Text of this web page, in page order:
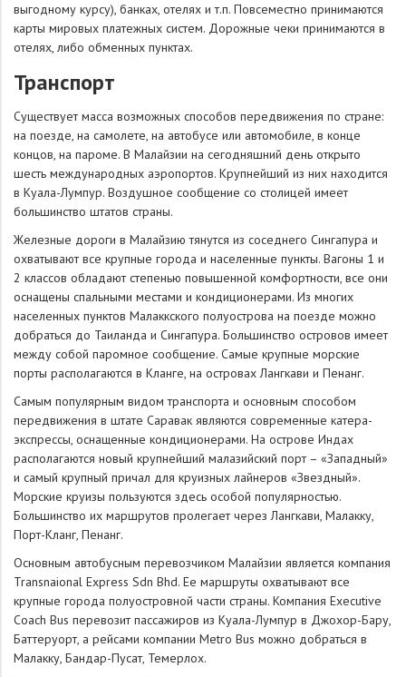
выгодному курсу), банках, отелях и т.п. Повсеместно принимаются
карты мировых платежных систем. Дорожные чеки принимаются в
отелях, либо обменных пунктах.
Транспорт
Существует масса возможных способов передвижения по стране:
на поезде, на самолете, на автобусе или автомобиле, в конце
концов, на пароме. В Малайзии на сегодняшний день открыто
шесть международных аэропортов. Крупнейший из них находится
в Куала-Лумпур. Воздушное сообщение со столицей имеет
большинство штатов страны.
Железные дороги в Малайзию тянутся из соседнего Сингапура и
охватывают все крупные города и населенные пункты. Вагоны 1 и
2 классов обладают степенью повышенной комфортности, все они
оснащены спальными местами и кондиционерами. Из многих
населенных пунктов Малаккского полуострова на поезде можно
добраться до Таиланда и Сингапура. Большинство островов имеет
между собой паромное сообщение. Самые крупные морские
порты располагаются в Кланге, на островах Лангкави и Пенанг.
Самым популярным видом транспорта и основным способом
передвижения в штате Саравак являются современные катера-
экспрессы, оснащенные кондиционерами. На острове Индах
располагаются новый крупнейший малазийский порт – «Западный»
и самый крупный причал для круизных лайнеров «Звездный».
Морские круизы пользуются здесь особой популярностью.
Большинство их маршрутов пролегает через Лангкави, Малакку,
Порт-Кланг, Пенанг.
Основным автобусным перевозчиком Малайзии является компания
Transnaional Express Sdn Bhd. Ее маршруты охватывают все
крупные города полуостровной части страны. Компания Executive
Coach Bus перевозит пассажиров из Куала-Лумпур в Джохор-Бару,
Баттеруорт, а рейсами компании Metro Bus можно добраться в
Малакку, Бандар-Пусат, Темерлох.